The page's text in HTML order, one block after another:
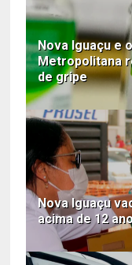
Nova Iguaçu e
Metropolitana
de gripe
Nova Iguaçu
acima de 12